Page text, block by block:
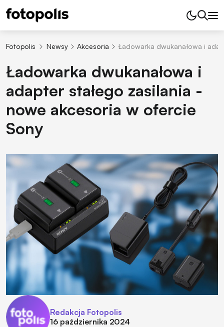
Fotopolis Newsy Akcesoria Ładowarka dwukanałowa i
Ładowarka dwukanałowa i
adapter stałego zasilania -
nowe akcesoria w ofercie
Sony
Redakcja Fotopolis
16 października 2024